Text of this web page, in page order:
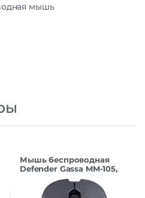
мышь
Мышь беспроводная
Defender Gassa MM-105,
серый (арт.52104)